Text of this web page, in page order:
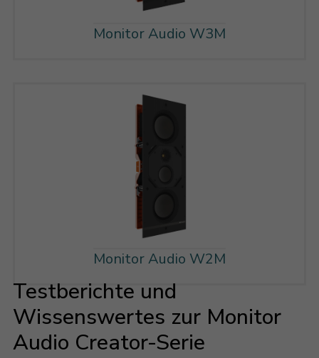
Monitor Audio W3M
Monitor Audio W2M
Testberichte und
Wissenswertes zur Monitor
Audio Creator-Serie